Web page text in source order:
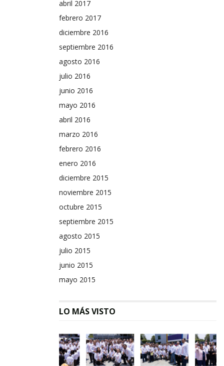
abril 2017
febrero 2017
diciembre 2016
septiembre 2016
agosto 2016
julio 2016
junio 2016
mayo 2016
abril 2016
marzo 2016
febrero 2016
enero 2016
diciembre 2015
noviembre 2015
octubre 2015
septiembre 2015
agosto 2015
julio 2015
junio 2015
mayo 2015
LO MÁS VISTO